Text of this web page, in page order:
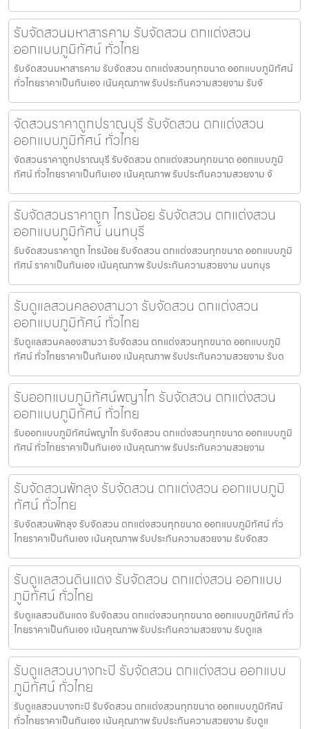
รับจัดสวนมหาสารคาม รับจัดสวน ตกแต่งสวน
ออกแบบภูมิทัศน์ ทั่วไทย
รับจัดสวนมหาสารคาม รับจัดสวน ตกแต่งสวนทุกขนาด ออกแบบภูมิทัศน์
ทั่วไทยราคาเป็นกันเอง เน้นคุณภาพ รับประกันความสวยงาม รับจั
จัดสวนราคาถูกปราณบุรี รับจัดสวน ตกแต่งสวน
ออกแบบภูมิทัศน์ ทั่วไทย
จัดสวนราคาถูกปราณบุรี รับจัดสวน ตกแต่งสวนทุกขนาด ออกแบบภูมิ
ทัศน์ ทั่วไทยราคาเป็นกันเอง เน้นคุณภาพ รับประกันความสวยงาม จั
รับจัดสวนราคาถูก ไทรน้อย รับจัดสวน ตกแต่งสวน
ออกแบบภูมิทัศน์ นนทบุรี
รับจัดสวนราคาถูก ไทรน้อย รับจัดสวน ตกแต่งสวนทุกขนาด ออกแบบภูมิ
ทัศน์ ราคาเป็นกันเอง เน้นคุณภาพ รับประกันความสวยงาม นนทบุร
รับดูแลสวนคลองสามวา รับจัดสวน ตกแต่งสวน
ออกแบบภูมิทัศน์ ทั่วไทย
รับดูแลสวนคลองสามวา รับจัดสวน ตกแต่งสวนทุกขนาด ออกแบบภูมิ
ทัศน์ ทั่วไทยราคาเป็นกันเอง เน้นคุณภาพ รับประกันความสวยงาม รับด
รับออกแบบภูมิทัศน์พญาไท รับจัดสวน ตกแต่งสวน
ออกแบบภูมิทัศน์ ทั่วไทย
รับออกแบบภูมิทัศน์พญาไท รับจัดสวน ตกแต่งสวนทุกขนาด ออกแบบภูมิ
ทัศน์ ทั่วไทยราคาเป็นกันเอง เน้นคุณภาพ รับประกันความสวยงาม
รับจัดสวนพัทลุง รับจัดสวน ตกแต่งสวน ออกแบบภูมิ
ทัศน์ ทั่วไทย
รับจัดสวนพัทลุง รับจัดสวน ตกแต่งสวนทุกขนาด ออกแบบภูมิทัศน์ ทั่ว
ไทยราคาเป็นกันเอง เน้นคุณภาพ รับประกันความสวยงาม รับจัดสว
รับดูแลสวนดินแดง รับจัดสวน ตกแต่งสวน ออกแบบ
ภูมิทัศน์ ทั่วไทย
รับดูแลสวนดินแดง รับจัดสวน ตกแต่งสวนทุกขนาด ออกแบบภูมิทัศน์ ทั่ว
ไทยราคาเป็นกันเอง เน้นคุณภาพ รับประกันความสวยงาม รับดูแล
รับดูแลสวนบางกะปิ รับจัดสวน ตกแต่งสวน ออกแบบ
ภูมิทัศน์ ทั่วไทย
รับดูแลสวนบางกะปิ รับจัดสวน ตกแต่งสวนทุกขนาด ออกแบบภูมิทัศน์
ทั่วไทยราคาเป็นกันเอง เน้นคุณภาพ รับประกันความสวยงาม รับดูแ